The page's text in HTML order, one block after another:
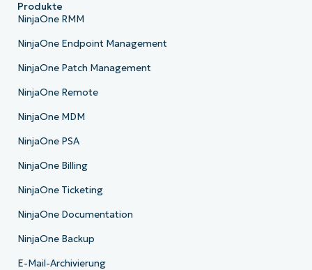
Produkte
NinjaOne RMM
NinjaOne Endpoint Management
NinjaOne Patch Management
NinjaOne Remote
NinjaOne MDM
NinjaOne PSA
NinjaOne Billing
NinjaOne Ticketing
NinjaOne Documentation
NinjaOne Backup
E-Mail-Archivierung